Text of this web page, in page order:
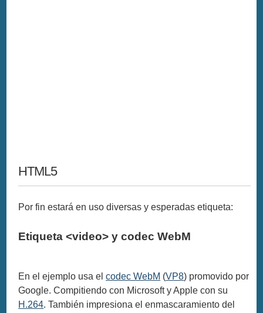
HTML5
Por fin estará en uso diversas y esperadas etiqueta:
Etiqueta <video> y codec WebM
En el ejemplo usa elcodec WebM (VP8) promovido por
Google. Compitiendo con Microsoft y Apple con su
H.264. También impresiona el enmascaramiento del